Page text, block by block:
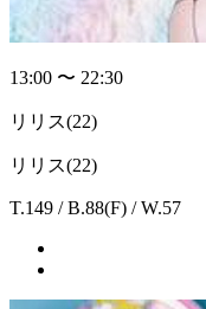
13:00 〜 22:30
リリス(22)
リリス(22)
T.149 / B.88(F) / W.57